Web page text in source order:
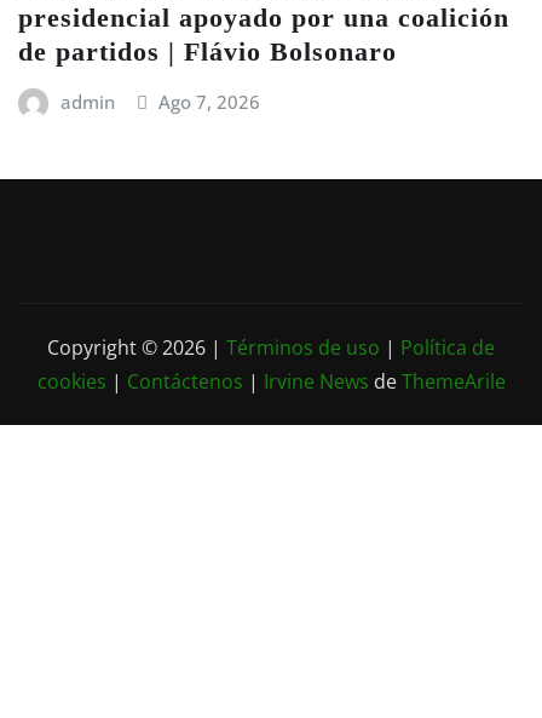
presidencial apoyado por una coalición
de partidos | Flávio Bolsonaro
admin Ago 7, 2026
Copyright © 2026 | Términos de uso | Política de
cookies | Contáctenos | Irvine News deThemeArile